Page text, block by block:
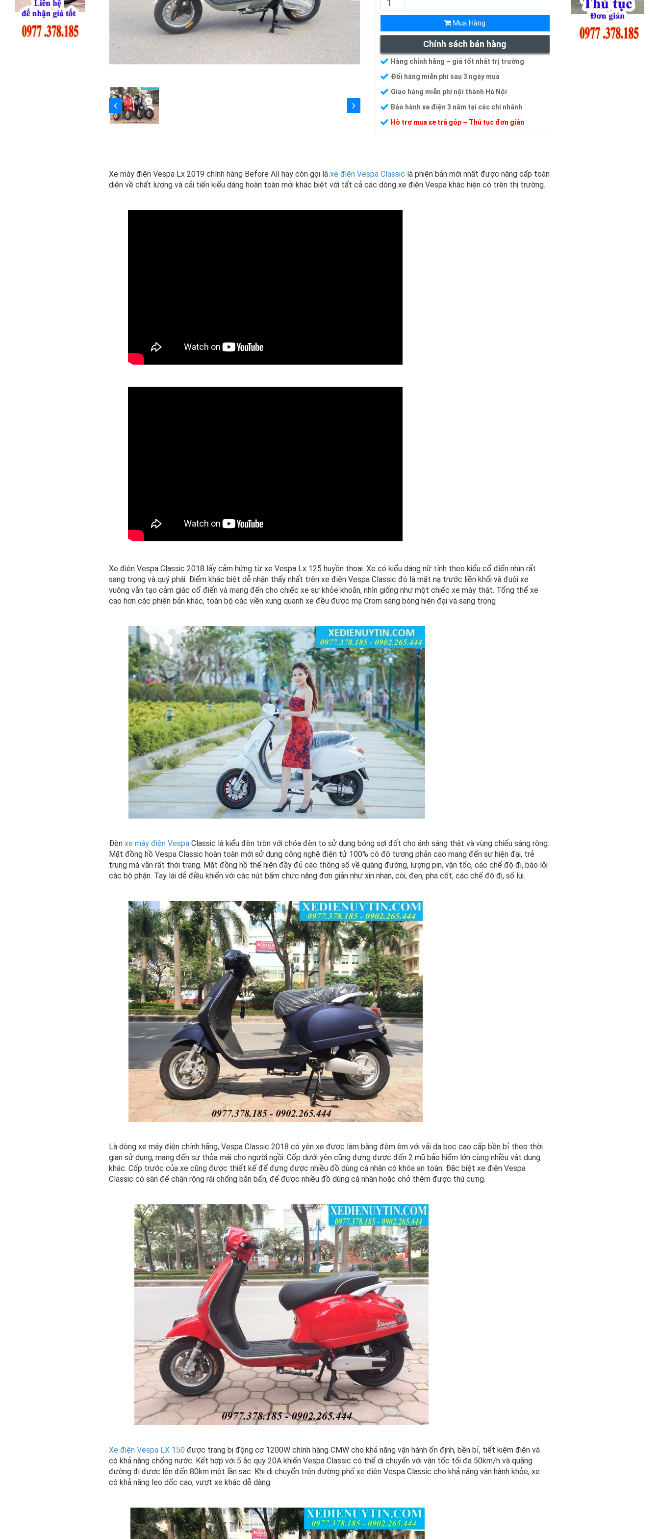
Mua Hàng
Chính sách bán hàng
Hàng chính hãng – giá tốt nhất trị trường
Đổi hàng miễn phí sau 3 ngày mua
Giao hàng miễn phí nội thành Hà Nội
Bảo hành xe điện 3 năm tại các chi nhánh
Hỗ trợ mua xe trả góp – Thủ tục đơn giản
Xe máy điện Vespa Lx 2019 chính hãng Before All hay còn gọi là xe điện Vespa Classic là phiên bản mới nhất được nâng cấp toàn
diện về chất lượng và cải tiến kiểu dáng hoàn toàn mới khác biệt với tất cả các dòng xe điện Vespa khác hiện có trên thị trường.
Xe điện Vespa Classic 2018 lấy cảm hứng từ xe Vespa Lx 125 huyền thoại. Xe có kiểu dáng nữ tính theo kiểu cổ điển nhìn rất
sang trọng và quý phái. Điểm khác biệt dễ nhận thấy nhất trên xe điện Vespa Classic đó là mặt nạ trước liền khối và đuôi xe
vuông vắn tạo cảm giác cổ điển và mang đến cho chiếc xe sự khỏe khoắn, nhìn giống như một chiếc xe máy thật. Tổng thể xe
cao hơn các phiên bản khác, toàn bộ các viền xung quanh xe đều được mạ Crom sáng bóng hiện đại và sang trọng
Đèn xe máy điện Vespa Classic là kiểu đèn tròn với chóa đèn to sử dụng bóng sợi đốt cho ánh sáng thật và vùng chiếu sáng rộng.
Mặt đồng hồ Vespa Classic hoàn toàn mới sử dụng công nghệ điện tử 100% có độ tương phản cao mang đến sự hiện đại, trẻ
trung mà vẫn rất thời trang. Mặt đồng hồ thể hiện đầy đủ các thông số về quãng đường, lượng pin, vận tốc, các chế độ đi, báo lỗi
các bộ phận. Tay lái dễ điều khiển với các nút bấm chức năng đơn giản như xin nhan, còi, đen, pha cốt, các chế độ đi, số lùi.
Là dòng xe máy điện chính hãng, Vespa Classic 2018 có yên xe được làm bằng đệm êm với vải da bọc cao cấp bền bỉ theo thời
gian sử dụng, mang đến sự thỏa mái cho người ngồi. Cốp dưới yên cũng đựng được đến 2 mũ bảo hiểm lớn cùng nhiều vật dụng
khác. Cốp trước của xe cũng được thiết kế để đựng được nhiều đồ dùng cá nhân có khóa an toàn. Đặc biệt xe điện Vespa
Classic có sàn để chân rộng rãi chống bắn bẩn, để được nhiều đồ dùng cá nhân hoặc chở thêm được thú cưng.
Xe điện Vespa LX 150 được trang bị động cơ 1200W chính hãng CMW cho khả năng vận hành ổn định, bền bỉ, tiết kiệm điện và
có khả năng chống nước. Kết hợp với 5 ắc quy 20A khiến Vespa Classic có thể di chuyển với vận tốc tối đa 50km/h và quãng
đường đi được lên đến 80km một lần sạc. Khi di chuyển trên đường phố xe điện Vespa Classic cho khả năng vận hành khỏe, xe
có khả năng leo dốc cao, vượt xe khác dễ dàng.